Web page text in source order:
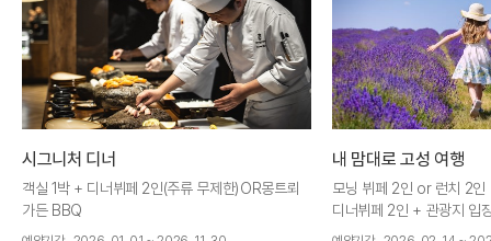
시그니처 디너
객실 1박 + 디너뷔페 2인(주류 무제한)OR몽트뢰
가든 BBQ
내 맘대로 고성 여행
모닝 뷔페 2인 or 런치 2
디너뷔페 2인 + 관광지 입
권 + 주중(월~목) 얼리체